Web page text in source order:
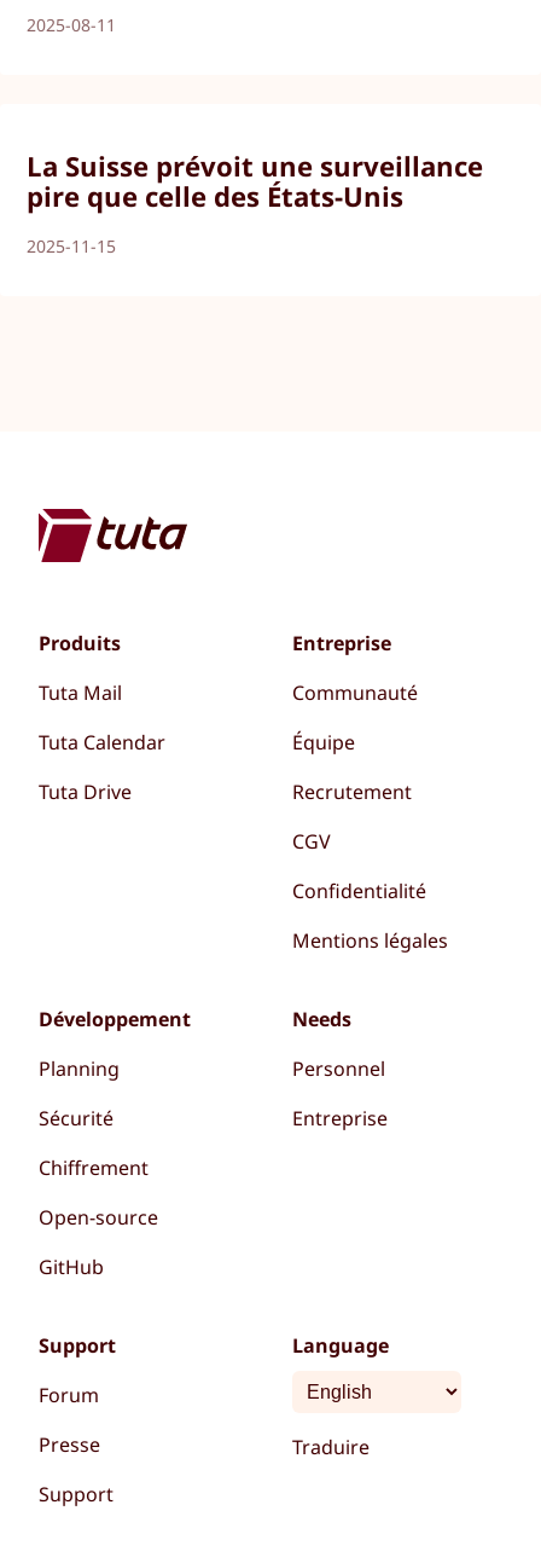
2025-08-11
La Suisse prévoit une surveillance
pire que celle des États-Unis
2025-11-15
Produits
Tuta Mail
Tuta Calendar
Tuta Drive
Entreprise
Communauté
Équipe
Recrutement
CGV
Confidentialité
Mentions légales
Développement
Planning
Sécurité
Chiffrement
Open-source
GitHub
Needs
Personnel
Entreprise
Support
Forum
Presse
Support
Language
Traduire